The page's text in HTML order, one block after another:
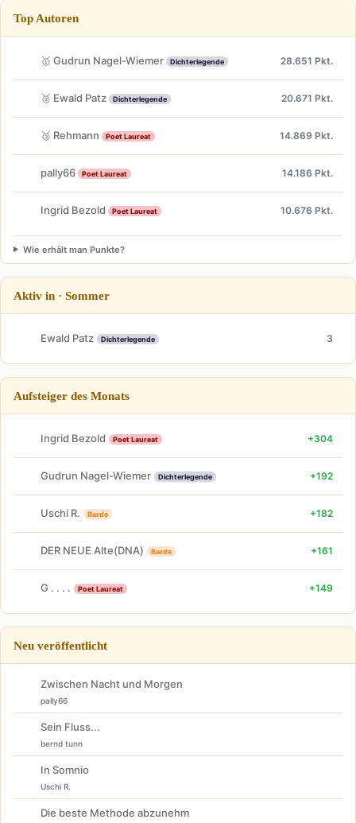
Top Autoren
🥇 Gudrun Nagel-Wiemer Dichterlegende 28.651 Pkt.
🥈 Ewald Patz Dichterlegende 20.671 Pkt.
🥉 Rehmann Poet Laureat 14.869 Pkt.
pally66 Poet Laureat 14.186 Pkt.
Ingrid Bezold Poet Laureat 10.676 Pkt.
Wie erhält man Punkte?
Aktiv in · Sommer
Ewald Patz Dichterlegende 3
Aufsteiger des Monats
Ingrid Bezold Poet Laureat +304
Gudrun Nagel-Wiemer Dichterlegende +192
Uschi R. Barde +182
DER NEUE Alte(DNA) Barde +161
G . . . . Poet Laureat +149
Neu veröffentlicht
Zwischen Nacht und Morgen
pally66
Sein Fluss...
bernd tunn
In Somnio
Uschi R.
Die beste Methode abzunehm